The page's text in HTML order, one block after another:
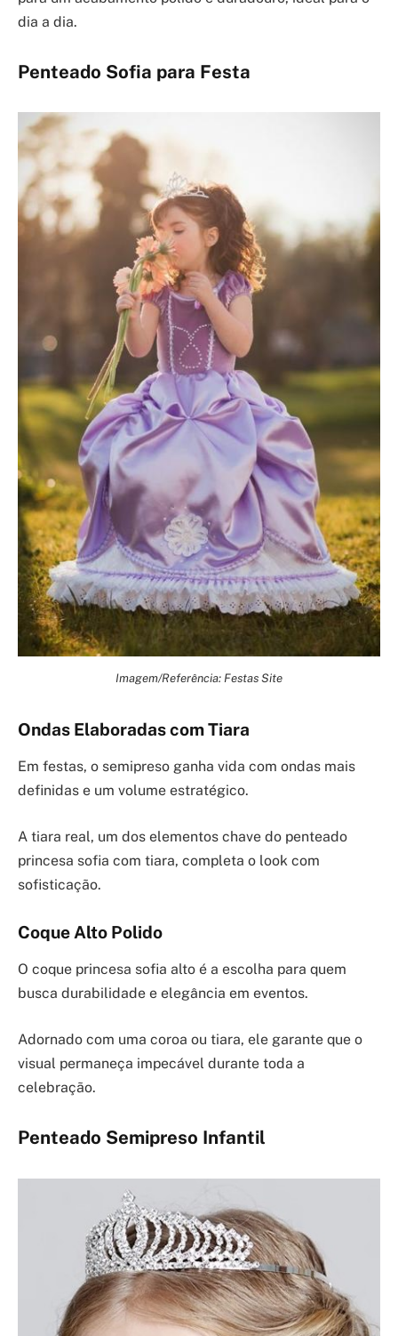
dia a dia.
Penteado Sofia para Festa
Imagem/Referência: Festas Site
Ondas Elaboradas com Tiara
Em festas, o semipreso ganha vida com ondas mais
definidas e um volume estratégico.
A tiara real, um dos elementos chave do penteado
princesa sofia com tiara, completa o look com
sofisticação.
Coque Alto Polido
O coque princesa sofia alto é a escolha para quem
busca durabilidade e elegância em eventos.
Adornado com uma coroa ou tiara, ele garante que o
visual permaneça impecável durante toda a
celebração.
Penteado Semipreso Infantil